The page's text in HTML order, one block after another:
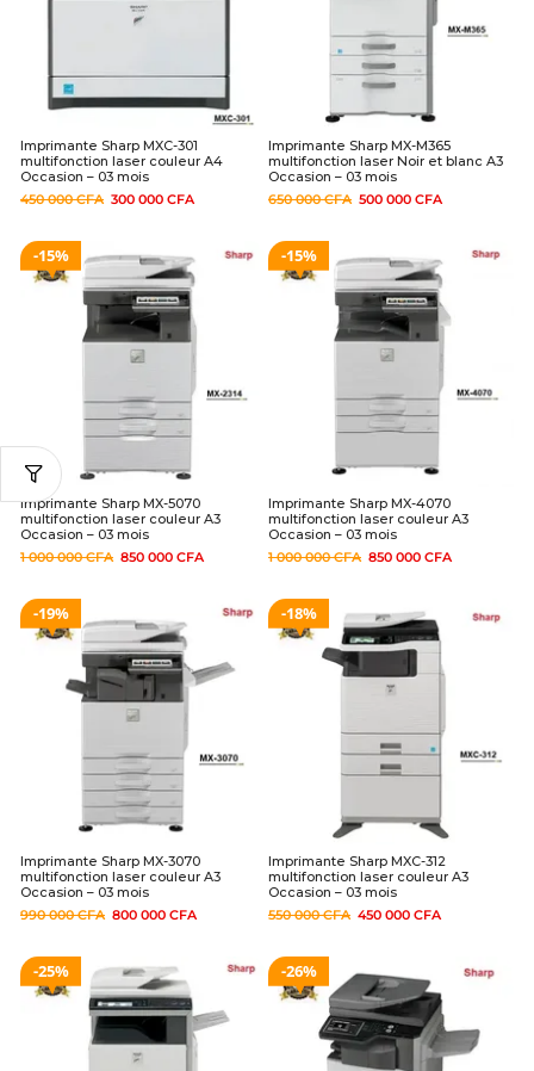
Imprimante Sharp MXC-301
multifonction laser couleur A4
Occasion – 03 mois
450 000CFA 300 000 CFA
Imprimante Sharp MX-M365
multifonction laser Noir et blanc A3
Occasion – 03 mois
650 000CFA 500 000 CFA
15%
Imprimante Sharp MX-5070
multifonction laser couleur A3
Occasion – 03 mois
1 000 000CFA 850 000 CFA
15%
Imprimante Sharp MX-4070
multifonction laser couleur A3
Occasion – 03 mois
1 000 000CFA 850 000 CFA
19%
Imprimante Sharp MX-3070
multifonction laser couleur A3
Occasion – 03 mois
990 000CFA 800 000 CFA
18%
Imprimante Sharp MXC-312
multifonction laser couleur A3
Occasion – 03 mois
550 000CFA 450 000 CFA
25% 26%